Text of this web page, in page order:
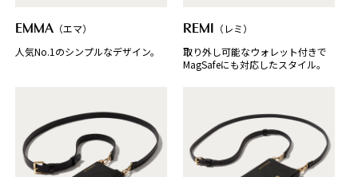
EMMA（エマ）
人気No.1のシンプルなデザイン。
REMI （レミ）
取り外し可能なウォレット付きで
MagSafeにも対応したスタイル。